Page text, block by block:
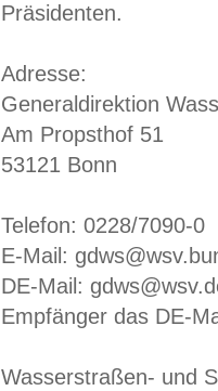
Präsidenten.
Adresse:
Generaldirektion
Am Propsthof 51
53121 Bonn
Telefon: 0228/7090-0
E-Mail:
DE-Mail:
Empfänger das DE-
Wasserstraßen- und